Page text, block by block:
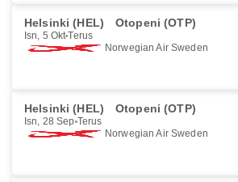
Helsinki (HEL) Otopeni (OTP)
Isn, 5 Okt Terus
Norwegian Air Sweden
Helsinki (HEL) Otopeni (OTP)
Isn, 28 Sep Terus
Norwegian Air Sweden